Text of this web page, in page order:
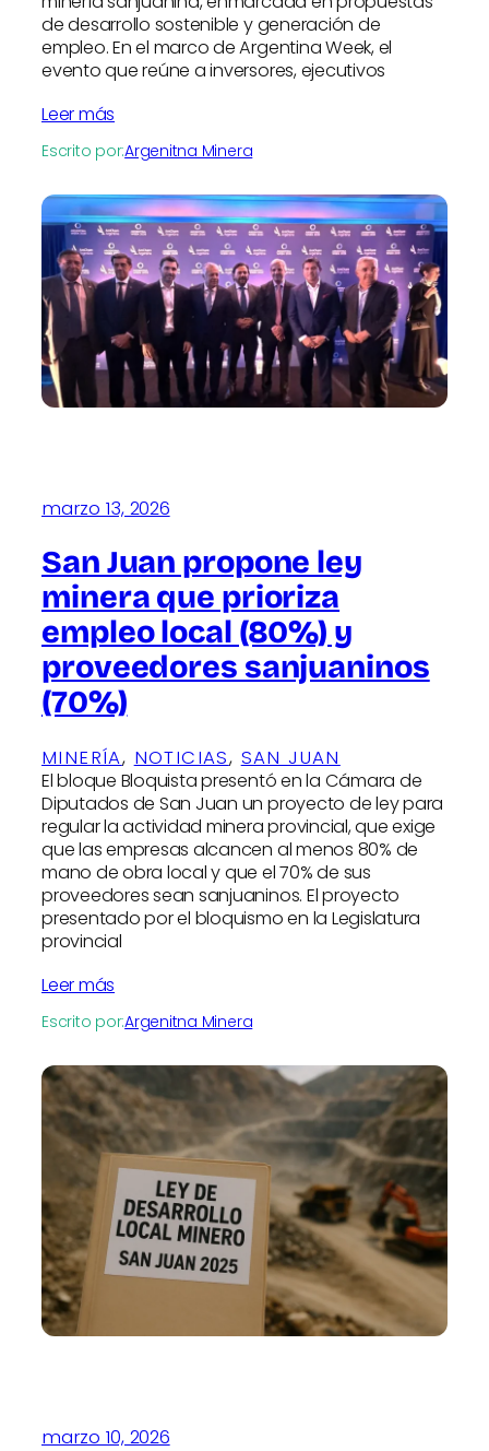
de desarrollo sostenible y generación de
empleo. En el marco de Argentina Week, el
evento que reúne a inversores, ejecutivos
Leer más
Escrito por:Argenitna Minera
marzo 13, 2026
San Juan propone ley
minera que prioriza
empleo local (80%) y
proveedores sanjuaninos
(70%)
MINERÍA, NOTICIAS, SAN JUAN
El bloque Bloquista presentó en la Cámara de
Diputados de San Juan un proyecto de ley para
regular la actividad minera provincial, que exige
que las empresas alcancen al menos 80% de
mano de obra local y que el 70% de sus
proveedores sean sanjuaninos. El proyecto
presentado por el bloquismo en la Legislatura
provincial
Leer más
Escrito por:Argenitna Minera
marzo 10, 2026